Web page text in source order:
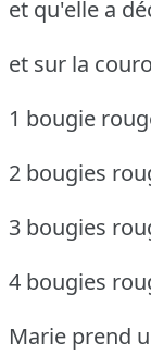
et qu'elle a
et sur la
1 bougie
2 bougies
3 bougies
4 bougies
Marie prend